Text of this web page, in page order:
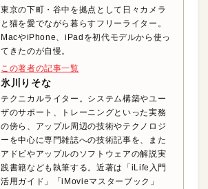
東京の下町・谷中を拠点として日々カメラ
と猫を愛でながら暮らすフリーライター。
MacやiPhone、iPadを初代モデルから使っ
てきたのが自慢。
この著者の記事一覧
氷川りそな
テクニカルライター。システム構築やユー
ザのサポート、トレーニングといった実務
の傍ら、アップル周辺の技術やテクノロジ
ーを中心に専門雑誌への技術記事を、また
アドビやアップルのソフトウェアの解説実
践書籍なども執筆する。近著は「iLife入門
活用ガイド」「iMovieマスターブック」